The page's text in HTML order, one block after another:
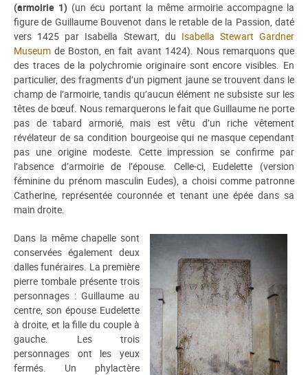
(armoirie 1) (un écu portant la même armoirie accompagne la
figure de Guillaume Bouvenot dans le retable de la Passion, daté
vers 1425 par Isabella Stewart, du Isabella Stewart Gardner
Museum de Boston, en fait avant 1424). Nous remarquons que
des traces de la polychromie originaire sont encore visibles. En
particulier, des fragments d’un pigment jaune se trouvent dans le
champ de l’armoirie, tandis qu’aucun élément ne subsiste sur les
têtes de bœuf. Nous remarquerons le fait que Guillaume ne porte
pas de tabard armorié, mais est vêtu d’un riche vêtement
révélateur de sa condition bourgeoise qui ne masque cependant
pas une origine modeste. Cette impression se confirme par
l’absence d’armoirie de l’épouse. Celle-ci, Eudelette (version
féminine du prénom masculin Eudes), a choisi comme patronne
Catherine, représentée couronnée et tenant une épée dans sa
main droite.
Dans la même chapelle sont
conservées également deux
dalles funéraires. La première
pierre tombale présente trois
personnages : Guillaume au
centre, son épouse Eudelette
à droite, et la fille du couple à
gauche. Les trois
personnages ont les yeux
fermés. Un phylactère